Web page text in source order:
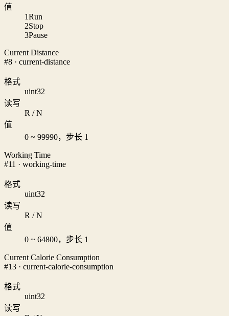
值
1Run
2Stop
3Pause
Current Distance
#8 · current-distance
格式
uint32
读写
R / N
值
0 ~ 99990，步长 1
Working Time
#11 · working-time
格式
uint32
读写
R / N
值
0 ~ 64800，步长 1
Current Calorie Consumption
#13 · current-calorie-consumption
格式
uint32
读写